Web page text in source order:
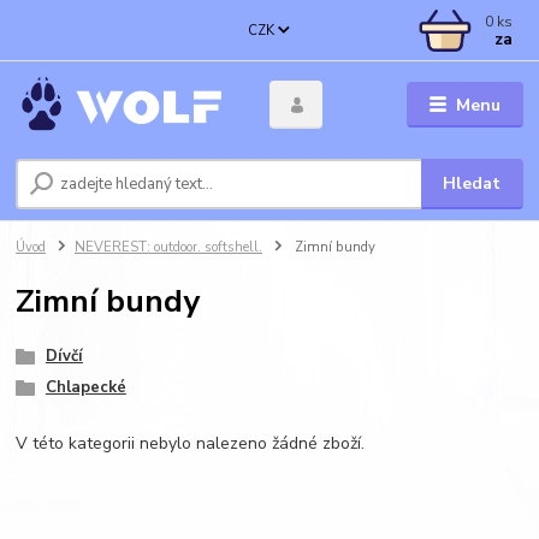
Menu
CZK
Hledat
0 ks
za
Úvod NEVEREST: outdoor. softshell. Zimní bundy
Zimní bundy
Dívčí
Chlapecké
V této kategorii nebylo nalezeno žádné zboží.